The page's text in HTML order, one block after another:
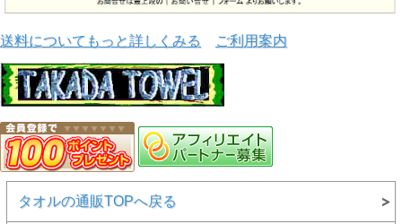
送料についてもっと詳しくみる ご利用案内
タオルの通販TOPへ戻る